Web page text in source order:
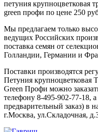
петуния крупноцветковая
green профи по цене 250
Мы предлагаем только
ведущих Российских
поставка семян от
Голландии, Германии и
Поставки производятся
Петуния крупноцветковая
Green Профи можно
телефону 8-495-902-77-18,
предварительный заказ) в
г.Москва, ул.Складочная,